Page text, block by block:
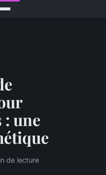
une
de lecture